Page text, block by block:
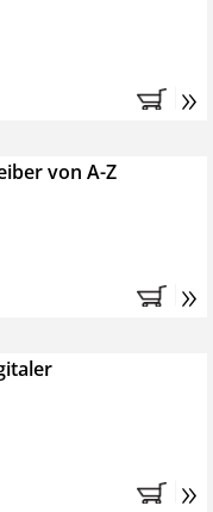
Profipaket im
der derzeitig
tun, das
entstehen keine
»
von A-Z
»
»